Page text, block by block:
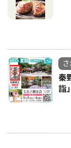
秦
詣